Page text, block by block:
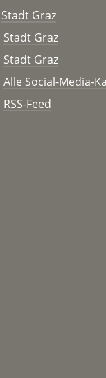
Stadt Graz
Stadt Graz
Stadt Graz
Alle Social-Media-
RSS-Feed